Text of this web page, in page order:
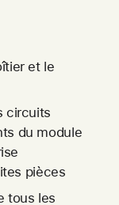
et le
circuits
du module
pièces
tous les